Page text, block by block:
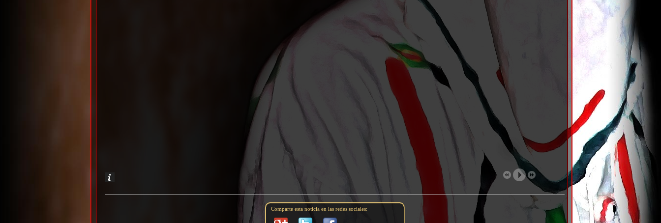
Comparte esta noticia en las redes sociales: